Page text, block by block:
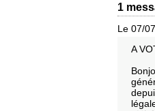
1
Le 07/
A